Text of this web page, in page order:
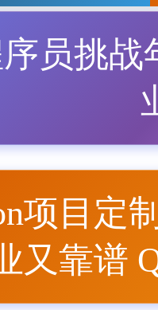
员挑战
项目定
又靠谱